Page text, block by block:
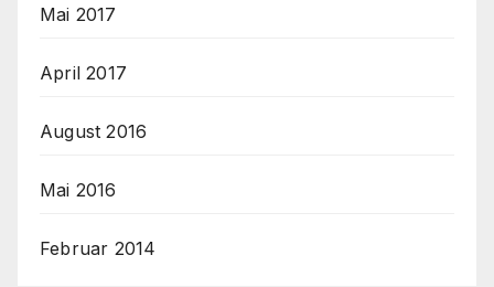
Mai 2017
April 2017
August 2016
Mai 2016
Februar 2014